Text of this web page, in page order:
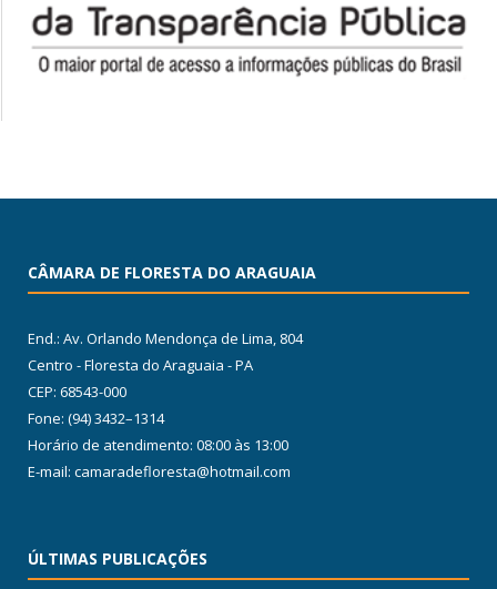
CÂMARA DE FLORESTA DO ARAGUAIA
End.: Av. Orlando Mendonça de Lima, 804
Centro - Floresta do Araguaia - PA
CEP: 68543-000
Fone: (94) 3432–1314
Horário de atendimento: 08:00 às 13:00
E-mail: camaradefloresta@hotmail.com
ÚLTIMAS PUBLICAÇÕES